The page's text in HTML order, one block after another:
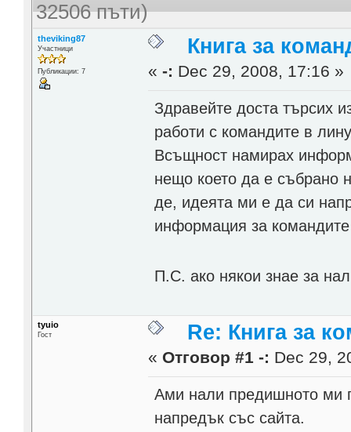
32506 пъти)
theviking87
Участници
Публикации: 7
Книга за
«-: Dec 29, 2008, 17:16 »
Здравейте доста търсих
работи с командите в
Всъщност намирах
нещо което да е събрано
де, идеята ми е да си
информация за командите
П.С. ако някои знае за
tyuio
Гост Re: Книга за
« Отговор #1 -: Dec 29,
Ами нали предишното ми
напредък със сайта.